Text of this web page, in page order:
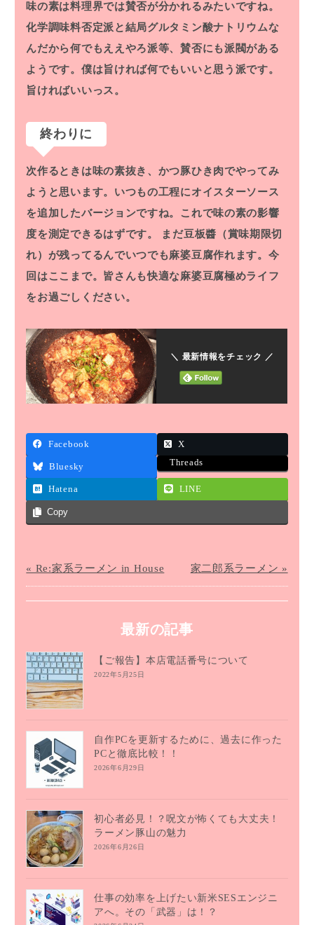
味の素は料理界では賛否が分かれるみたいですね。
化学調味料否定派と結局グルタミン酸ナトリウムな
んだから何でもええやろ派等、賛否にも派閥がある
ようです。僕は旨ければ何でもいいと思う派です。
旨ければいいっス。
終わりに
次作るときは味の素抜き、かつ豚ひき肉でやってみ
ようと思います。いつもの工程にオイスターソース
を追加したバージョンですね。これで味の素の影響
度を測定できるはずです。
まだ豆板醬（賞味期限切
れ）が残ってるんでいつでも麻婆豆腐作れます。今
回はここまで。皆さんも快適な麻婆豆腐極めライフ
をお過ごしください。
＼ 最新情報をチェック ／
Facebook X
Bluesky Threads
Hatena LINE
Copy
« Re:家系ラーメン in House 家二郎系ラーメン »
最新の記事
【ご報告】本店電話番号について
2022年5月25日
自作PCを更新するために、過去に作った
PCと徹底比較！！
2026年6月29日
初心者必見！？呪文が怖くても大丈夫！
ラーメン豚山の魅力
2026年6月26日
仕事の効率を上げたい新米SESエンジニ
アへ。その「武器」は！？